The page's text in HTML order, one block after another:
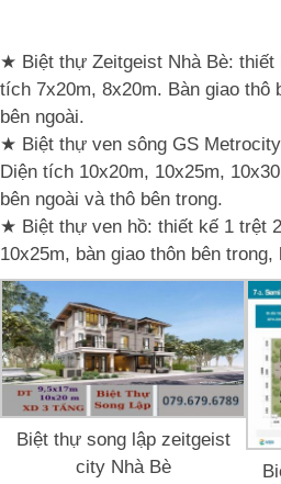
★ Biệt thự Zeitgeist Nhà Bè:
tích 7x20m, 8x20m. Bàn giao thô
bên ngoài.
★ Biệt thự ven sông GS
Diện tích 10x20m, 10x25m,
bên ngoài và thô bên trong.
★ Biệt thự ven hồ: thiết kế 1 trệt
10x25m, bàn giao thôn bên trong,
Biệt thự song lập zeitgeist
city Nhà Bè